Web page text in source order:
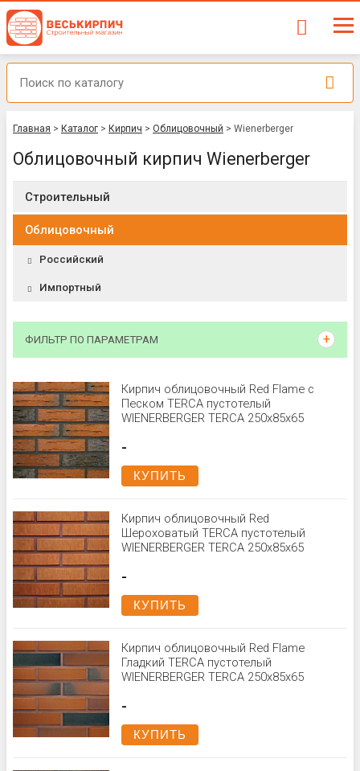
Главная > Каталог > Кирпич > Облицовочный > Wienerberger
Облицовочный кирпич Wienerberger
Строительный
Облицовочный
Российский
Импортный
ФИЛЬТР ПО ПАРАМЕТРАМ
Кирпич облицовочный Red Flame с
Песком TERCA пустотелый
WIENERBERGER TERCA 250x85x65
-
КУПИТЬ
Кирпич облицовочный Red
Шероховатый TERCA пустотелый
WIENERBERGER TERCA 250x85x65
-
КУПИТЬ
Кирпич облицовочный Red Flame
Гладкий TERCA пустотелый
WIENERBERGER TERCA 250x85x65
-
КУПИТЬ